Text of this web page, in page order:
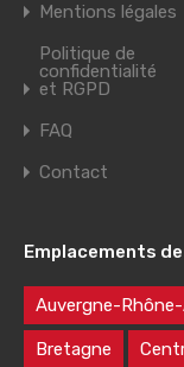
Mentions légales
Politique de
confidentialité
et RGPD
FAQ
Contact
Emplacements
Auvergne-
Bretagne